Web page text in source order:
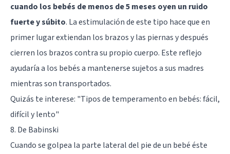
cuando los bebés de menos de 5 meses oyen un ruido
fuerte y súbito. La estimulación de este tipo hace que en
primer lugar extiendan los brazos y las piernas y después
cierren los brazos contra su propio cuerpo. Este reflejo
ayudaría a los bebés a mantenerse sujetos a sus madres
mientras son transportados.
Quizás te interese: "Tipos de temperamento en bebés: fácil,
difícil y lento"
8. De Babinski
Cuando se golpea la parte lateral del pie de un bebé éste